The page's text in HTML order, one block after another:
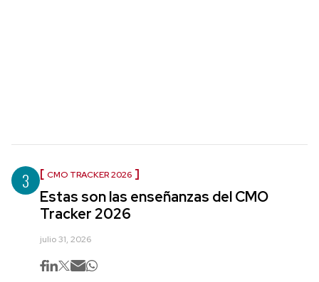
3 CMO TRACKER 2026
Estas son las enseñanzas del CMO
Tracker 2026
julio 31, 2026